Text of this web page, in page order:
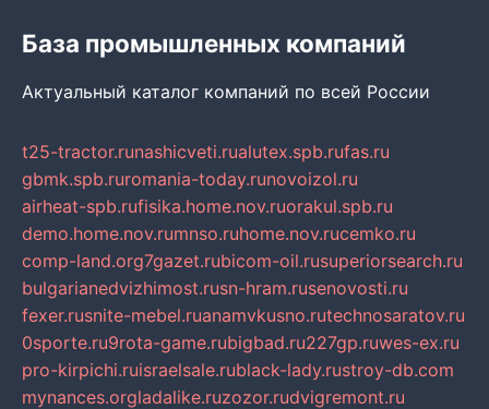
База промышленных компаний
Актуальный каталог компаний по всей России
t25-tractor.runashicveti.rualutex.spb.rufas.ru
gbmk.spb.ruromania-today.runovoizol.ru
airheat-spb.rufisika.home.nov.ruorakul.spb.ru
demo.home.nov.rumnso.ruhome.nov.rucemko.ru
comp-land.org7gazet.rubicom-oil.rusuperiorsearch.ru
bulgarianedvizhimost.rusn-hram.rusenovosti.ru
fexer.rusnite-mebel.ruanamvkusno.rutechnosaratov.ru
0sporte.ru9rota-game.rubigbad.ru227gp.ruwes-ex.ru
pro-kirpichi.ruisraelsale.rublack-lady.rustroy-db.com
mynances.orgladalike.ruzozor.rudvigremont.ru